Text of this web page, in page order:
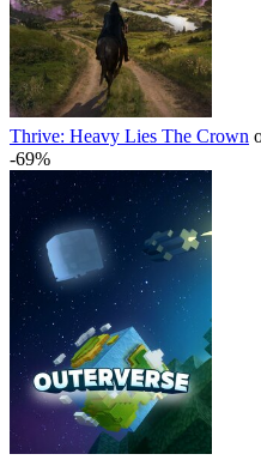
Thrive: Heavy Lies The Crown
-69%